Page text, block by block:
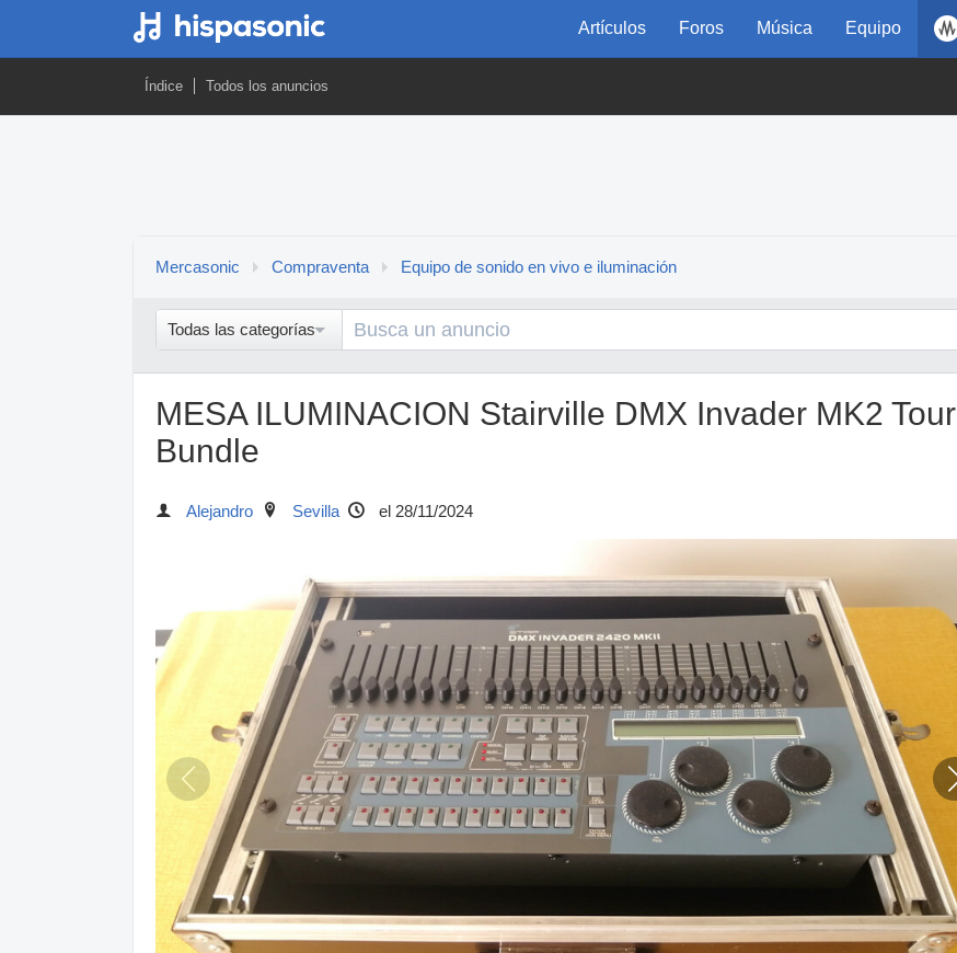
Artículos Foros Música Equipo
Índice Todos los anuncios
Mercasonic Compraventa Equipo de sonido en vivo e iluminación
Todas las categorías
MESA ILUMINACION Stairville DMX Invader MK2 Tour
Bundle
Alejandro Sevilla el 28/11/2024